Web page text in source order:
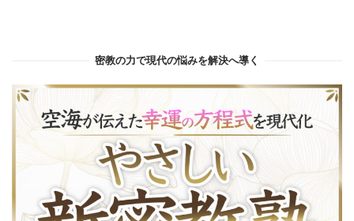
密教の力で現代の悩みを解決へ導く